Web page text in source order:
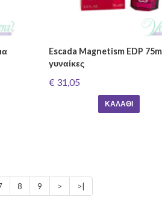
Escada Magnetism EDP
γυναίκες
€ 31,05
ΚΑΛΆΘΙ
8 9 > >|